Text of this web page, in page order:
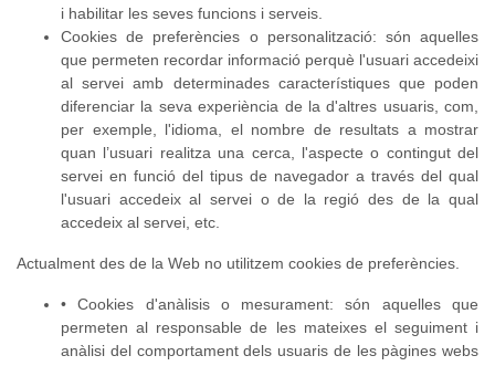
i habilitar les seves funcions i serveis.
Cookies de preferències o personalització: són aquelles
que permeten recordar informació perquè l'usuari accedeixi
al servei amb determinades característiques que poden
diferenciar la seva experiència de la d'altres usuaris, com,
per exemple, l'idioma, el nombre de resultats a mostrar
quan l’usuari realitza una cerca, l'aspecte o contingut del
servei en funció del tipus de navegador a través del qual
l'usuari accedeix al servei o de la regió des de la qual
accedeix al servei, etc.
Actualment des de la Web no utilitzem cookies de preferències.
• Cookies d'anàlisis o mesurament: són aquelles que
permeten al responsable de les mateixes el seguiment i
anàlisi del comportament dels usuaris de les pàgines webs